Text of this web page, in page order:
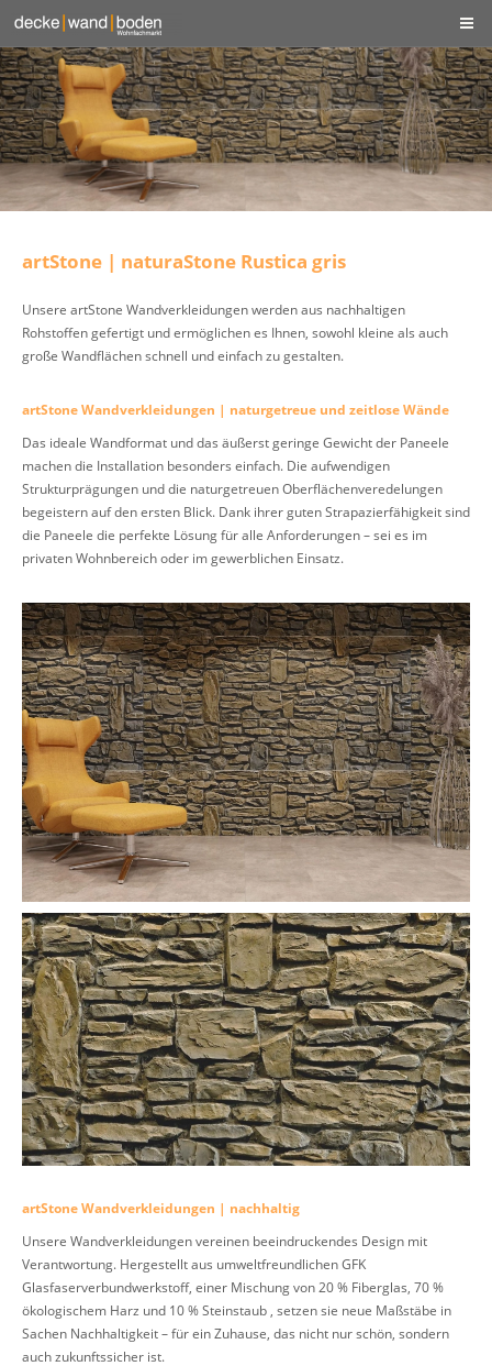
artStone | naturaStone Rustica gris
Unsere artStone Wandverkleidungen werden aus nachhaltigen
Rohstoffen gefertigt und ermöglichen es Ihnen, sowohl kleine als auch
große Wandflächen schnell und einfach zu gestalten.
artStone Wandverkleidungen | naturgetreue und zeitlose Wände
Das ideale Wandformat und das äußerst geringe Gewicht der Paneele
machen die Installation besonders einfach. Die aufwendigen
Strukturprägungen und die naturgetreuen Oberflächenveredelungen
begeistern auf den ersten Blick. Dank ihrer guten Strapazierfähigkeit sind
die Paneele die perfekte Lösung für alle Anforderungen – sei es im
privaten Wohnbereich oder im gewerblichen Einsatz.
artStone Wandverkleidungen | nachhaltig
Unsere Wandverkleidungen vereinen beeindruckendes Design mit
Verantwortung. Hergestellt aus umweltfreundlichen GFK
Glasfaserverbundwerkstoff, einer Mischung von 20 % Fiberglas, 70 %
ökologischem Harz und 10 % Steinstaub , setzen sie neue Maßstäbe in
Sachen Nachhaltigkeit – für ein Zuhause, das nicht nur schön, sondern
auch zukunftssicher ist.